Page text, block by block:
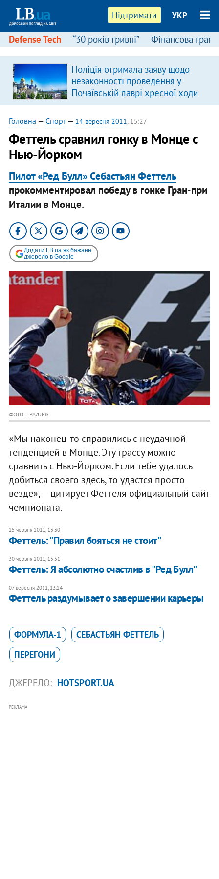
Підтримати УКР
Defense Tech “30 років гривні” Фінансова
Поліція отримала заяву щодо
незаконності проведення у
Почаївській лаврі хресної ходи
Головна — Спорт— 14 вересня 2011, 15:27
Феттель сравнил гонку в Монце с
Нью-Йорком
Пилот «Ред Булл» Себастьян Феттель
прокомментировал победу в гонке Гран-при
Италии в Монце.
Додати LB.ua як бажане
джерело в Google
ФОТО: EPA/UPG
«Мы наконец-то справились с неудачной
тенденцией в Монце. Эту трассу можно
сравнить с Нью-Йорком. Если тебе удалось
добиться своего здесь, то удастся просто
везде», — цитирует Феттеля официальный сайт
чемпионата.
25 червня 2011, 13:30
Феттель: "Правил бояться не стоит"
30 червня 2011, 15:51
Феттель: Я абсолютно счастлив в "Ред Булл"
07 вересня 2011, 13:24
Феттель раздумывает о завершении карьеры
ФОРМУЛА-1
СЕБАСТЬЯН ФЕТТЕЛЬ
ПЕРЕГОНИ
ДЖЕРЕЛО: HOTSPORT.UA
РЕКЛАМА